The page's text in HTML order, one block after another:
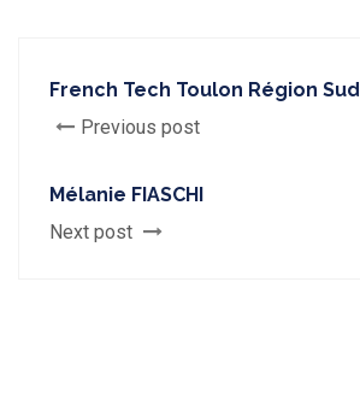
French Tech Toulon Région Sud
Previous post
Mélanie FIASCHI
Next post